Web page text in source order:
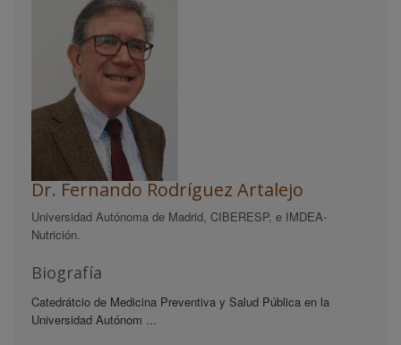
Dr. Fernando Rodríguez Artalejo
Universidad Autónoma de Madrid, CIBERESP, e IMDEA-
Nutrición.
Biografía
Catedrátcio de Medicina Preventiva y Salud Pública en la
Universidad Autónom ...